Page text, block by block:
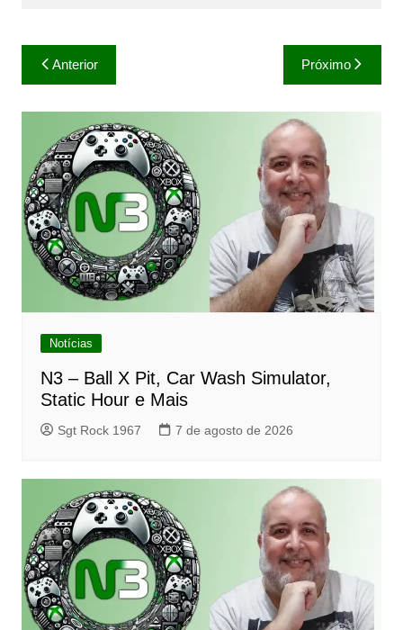
Navegação
de
Post
Anterior Próximo
Notícias
N3 – Ball X Pit, Car Wash Simulator,
Static Hour e Mais
Sgt Rock 1967 7 de agosto de 2026